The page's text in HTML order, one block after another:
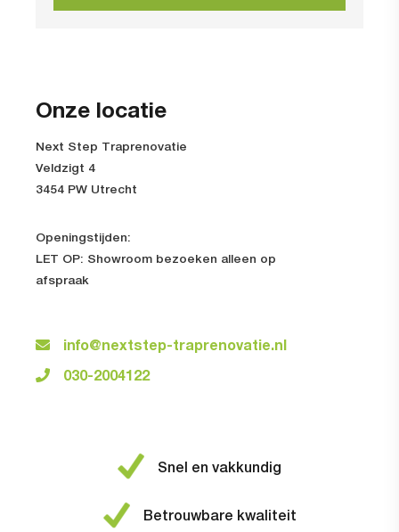
Onze locatie
Next Step Traprenovatie
Veldzigt 4
3454 PW Utrecht
Openingstijden:
LET OP: Showroom bezoeken alleen op
afspraak
info@nextstep-traprenovatie.nl
030-2004122
Snel en vakkundig
Betrouwbare kwaliteit